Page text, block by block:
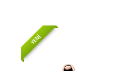
YENİ